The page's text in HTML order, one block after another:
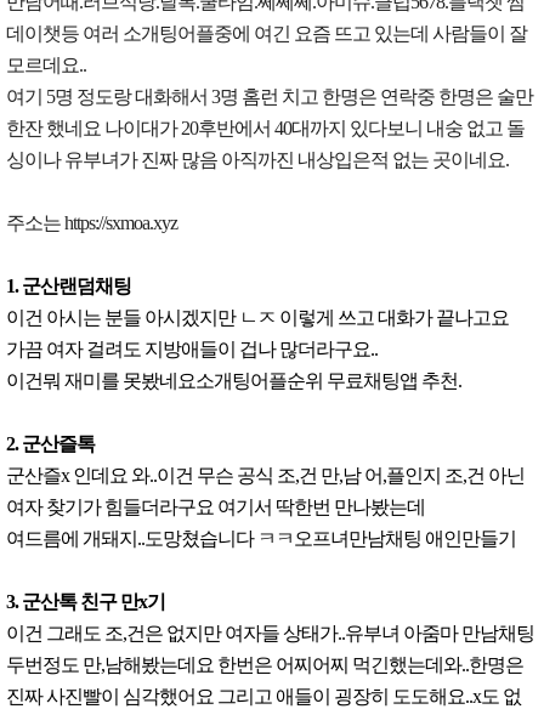
데이챗등 여러 소개팅어플중에 여긴 요즘 뜨고 있는데 사람들이 잘
모르데요..
여기 5명 정도랑 대화해서 3명 홈런 치고 한명은 연락중 한명은 술만
한잔 했네요 나이대가 20후반에서 40대까지 있다보니 내숭 없고 돌
싱이나 유부녀가 진짜 많음 아직까진 내상입은적 없는 곳이네요.
주소는 https://sxmoa.xyz
1. 군산랜덤채팅
이건 아시는 분들 아시겠지만 ㄴㅈ 이렇게 쓰고 대화가 끝나고요
가끔 여자 걸려도 지방애들이 겁나 많더라구요..
이건뭐 재미를 못봤네요소개팅어플순위 무료채팅앱 추천.
2. 군산즐톡
군산즐x 인데요 와..이건 무슨 공식 조,건 만,남 어,플인지 조,건 아닌
여자 찾기가 힘들더라구요 여기서 딱한번 만나봤는데
여드름에 개돼지..도망쳤습니다 ㅋㅋ오프녀만남채팅 애인만들기
3. 군산톡 친구 만x기
이건 그래도 조,건은 없지만 여자들 상태가..유부녀 아줌마 만남채팅
두번정도 만,남해봤는데요 한번은 어찌어찌 먹긴했는데와..한명은
진짜 사진빨이 심각했어요 그리고 애들이 굉장히 도도해요..x도 없